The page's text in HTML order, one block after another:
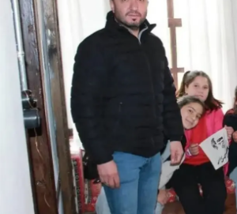
Kırşehir
Kocaeli
Konya
Kütahya